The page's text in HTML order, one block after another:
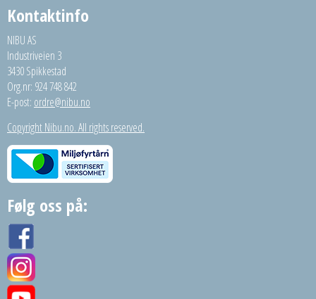
Kontaktinfo
NIBU AS
Industriveien 3
3430 Spikkestad
Org.nr: 924 748 842
E-post: ordre@nibu.no
Copyright Nibu.no. All rights reserved.
Følg oss på: